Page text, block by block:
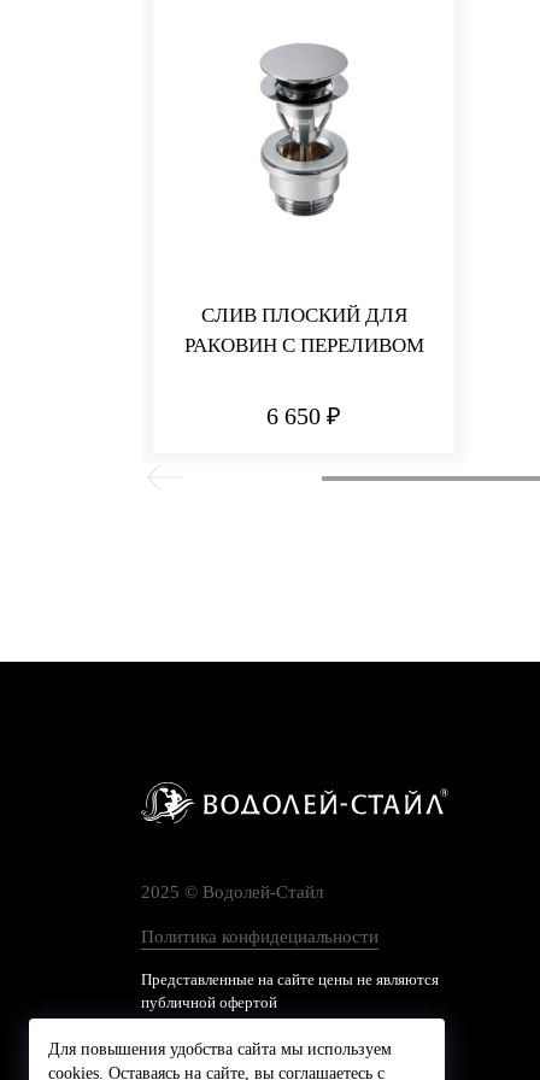
СЛИВ ПЛОСКИЙ ДЛЯ
РАКОВИН С ПЕРЕЛИВОМ
6 650 ₽
2025 © Водолей-Cтайл
Политика конфидециальности
Представленные на сайте цены не являются
публичной офертой
Для повышения удобства сайта мы используем
cookies. Оставаясь на сайте, вы соглашаетесь с